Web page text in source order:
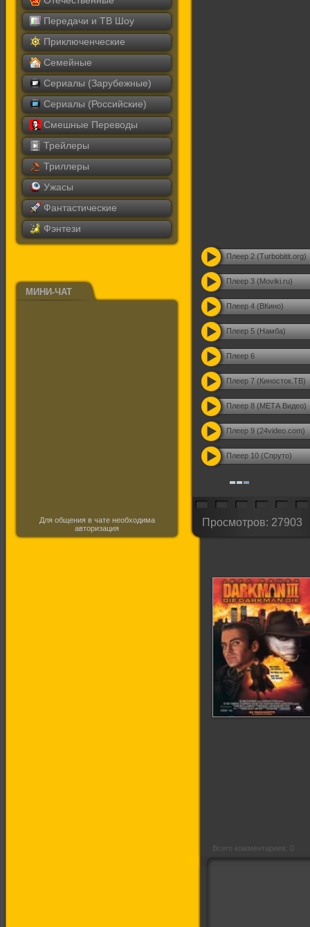
Передачи и ТВ Шоу
Приключенческие
Семейные
Сериалы (Зарубежные)
Сериалы (Российские)
Смешные Переводы
Трейлеры
Триллеры
Ужасы
Фантастические
Фэнтези
МИНИ-ЧАТ
Для общения в чате необходима
авторизация
Плеер 2 (Turbobitit.org)
Плеер 3 (Moviki.ru)
Плеер 4 (ВКино)
Плеер 5 (Намба)
Плеер 6
Плеер 7 (Киносток.ТВ)
Плеер 8 (МЕТА Видео)
Плеер 9 (24video.com)
Плеер 10 (Спруто)
Просмотров: 27903
Всего комментариев: 0